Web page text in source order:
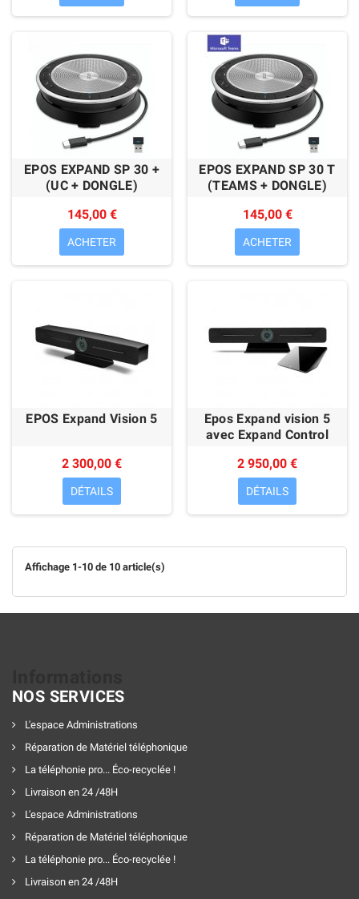
EPOS EXPAND SP 30 +
(UC + DONGLE)
145,00 €
ACHETER
EPOS EXPAND SP 30 T
(TEAMS + DONGLE)
145,00 €
ACHETER
EPOS Expand Vision 5
2 300,00 €
DÉTAILS
Epos Expand vision 5
avec Expand Control
2 950,00 €
DÉTAILS
Affichage 1-10 de 10 article(s)
NOS SERVICES
L'espace Administrations
Réparation de Matériel téléphonique
La téléphonie pro... Éco-recyclée !
Livraison en 24 /48H
L'espace Administrations
Réparation de Matériel téléphonique
La téléphonie pro... Éco-recyclée !
Livraison en 24 /48H